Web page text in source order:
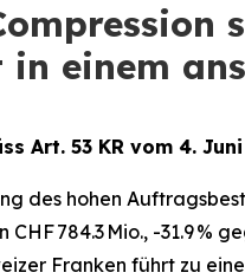
einem
Art. 53 KR vom 4.
des hohen
784.3 Mio., -31.9 %
Franken führt zu